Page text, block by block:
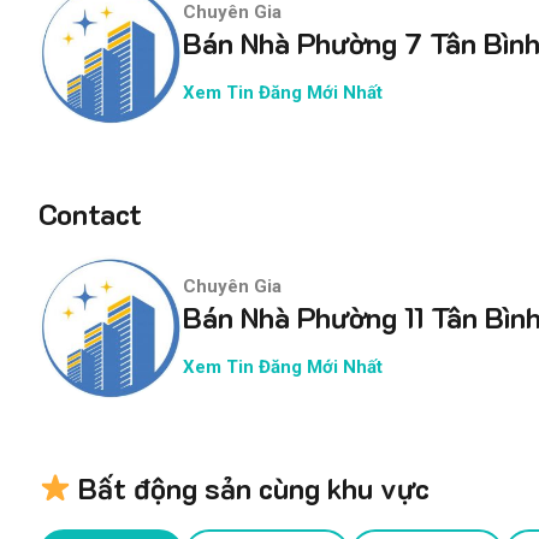
Chuyên Gia
Bán Nhà Phường 7 Tân Bình
Xem Tin Đăng Mới Nhất
Contact
Chuyên Gia
Bán Nhà Phường 11 Tân
Xem Tin Đăng Mới Nhất
Bất động sản cùng khu vực